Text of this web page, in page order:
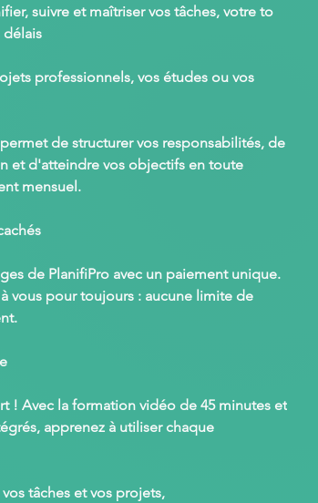
suivre et maîtriservos tâches, votre to
délais
professionnels, vos études ou vos
de structurer vos responsabilités, de
et d'atteindre vos objectifs en toute
mensuel.
de PlanifiPro avec un paiement unique.
à vous pour toujours : aucune limite de
! Avec la formation vidéo de 45 minutes et
, apprenez à utiliser chaque
tâches et vos projets,